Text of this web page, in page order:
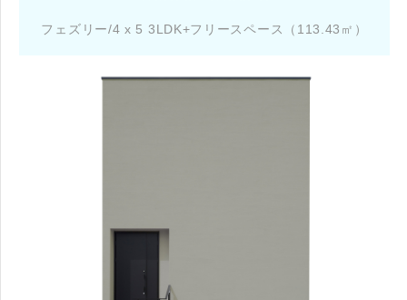
フェズリー/4 x 5 3LDK+フリースペース（113.43㎡）